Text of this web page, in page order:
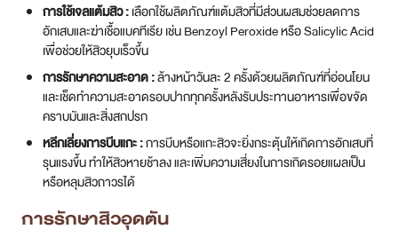
การใช้เจลแต้มสิว :เลือกใช้ผลิตภัณฑ์แต้มสิวที่มีส่วนผสมช่วยลดการ
อักเสบและฆ่าเชื้อแบคทีเรีย เช่น Benzoyl Peroxide หรือ Salicylic Acid
เพื่อช่วยให้สิวยุบเร็วขึ้น
การรักษาความสะอาด :ล้างหน้าวันละ 2 ครั้งด้วยผลิตภัณฑ์ที่อ่อนโยน
และเช็ดทำความสะอาดรอบปากทุกครั้งหลังรับประทานอาหารเพื่อขจัด
คราบมันและสิ่งสกปรก
หลีกเลี่ยงการบีบแกะ :การบีบหรือแกะสิวจะยิ่งกระตุ้นให้เกิดการอักเสบที่
รุนแรงขึ้น ทำให้สิวหายช้าลง และเพิ่มความเสี่ยงในการเกิดรอยแผลเป็น
หรือหลุมสิวถาวรได้
การรักษาสิวอุดตัน